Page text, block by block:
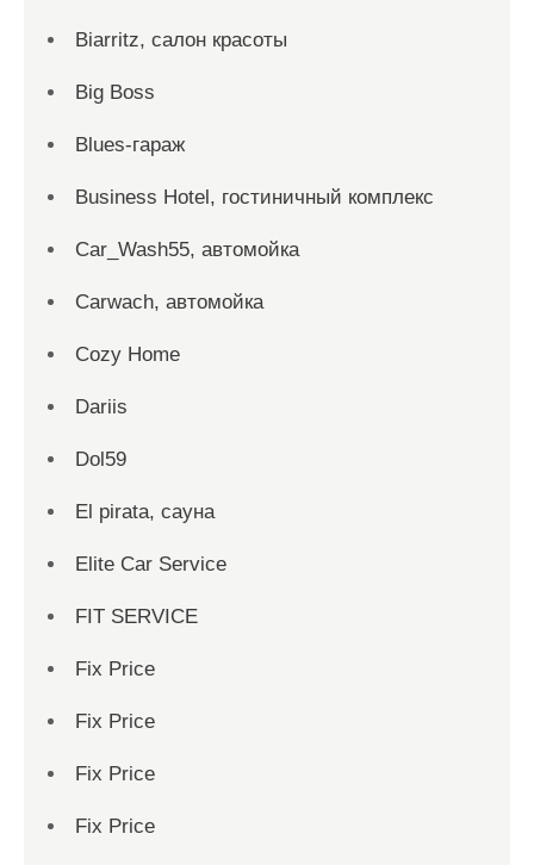
Biarritz, салон красоты
Big Boss
Blues-гараж
Business Hotel, гостиничный комплекс
Car_Wash55, автомойка
Carwach, автомойка
Cozy Home
Dariis
Dol59
El pirata, сауна
Elite Car Service
FIT SERVICE
Fix Price
Fix Price
Fix Price
Fix Price